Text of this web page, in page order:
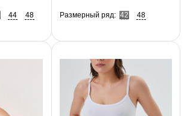
44 48 Размерный ряд: 42 48